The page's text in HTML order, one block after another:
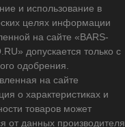
и использование в
целях информации
на сайте «BARS-
допускается только с
одобрения.
на сайте
о характеристиках и
товаров может
от данных производителя